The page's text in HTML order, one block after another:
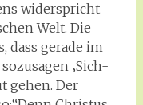
widerspricht
Welt. Die
dass gerade im
‚Sich-
gehen. Der